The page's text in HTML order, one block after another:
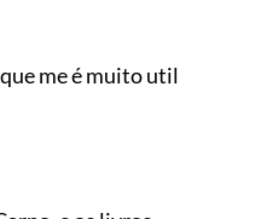
me é muito util